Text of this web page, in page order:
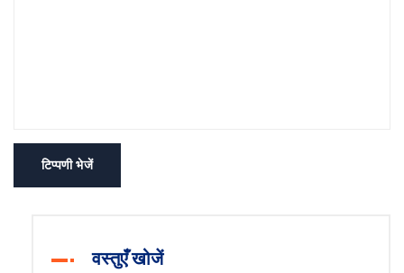
टिप्पणी भेजें
वस्तुएँ खोजें